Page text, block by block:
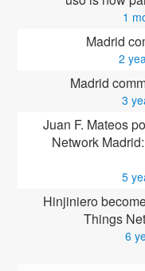
1
Madrid
2
Madrid
3
Juan F. Mateos
Network
5
Hinjiniero
Things
6